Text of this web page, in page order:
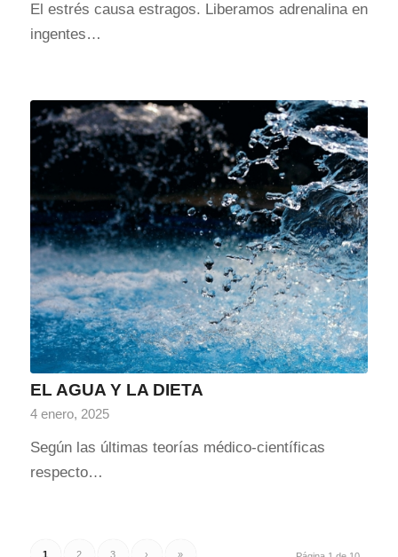
El estrés causa estragos. Liberamos adrenalina en
ingentes…
EL AGUA Y LA DIETA
4 enero, 2025
Según las últimas teorías médico-científicas
respecto…
1 2 3 › »